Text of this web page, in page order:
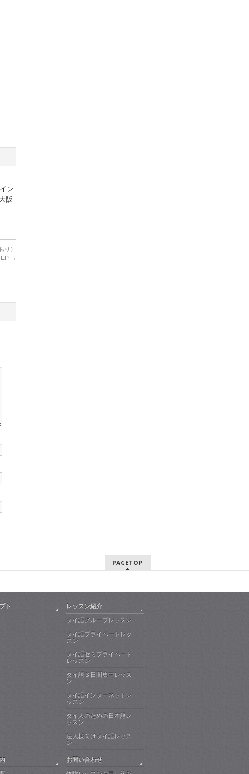
ン
阪
り）
→
PAGETOP
ト
レッスン紹介
タイ語グループレッスン
タイ語プライベートレッ
スン
タイ語セミプライベート
レッスン
タイ語３日間集中レッス
ン
タイ語インターネットレ
ッスン
タイ人のための日本語レ
ッスン
法人様向けタイ語レッス
ン
お問い合わせ